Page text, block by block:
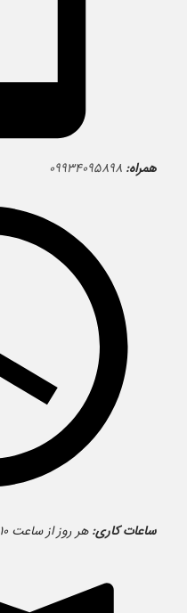
همراه: ۰۹۹۳۴۰۹۵۸۹۸
ساعات کاری: هر روز از ساعت ۱۰ الی ۲۲